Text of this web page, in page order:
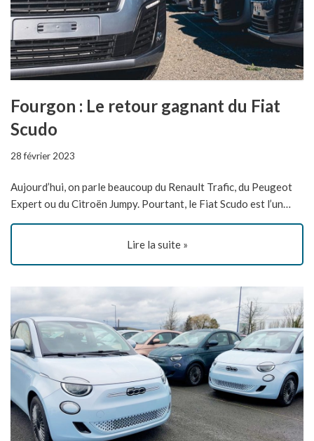
Fourgon : Le retour gagnant du Fiat
Scudo
28 février 2023
Aujourd’hui, on parle beaucoup du Renault Trafic, du Peugeot
Expert ou du Citroën Jumpy. Pourtant, le Fiat Scudo est l’un…
Lire la suite »